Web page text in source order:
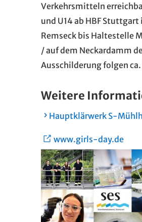
Verkehrsmitteln
und U14 ab HBF
Remseck bis Haltestelle
/ auf dem Neckardamm
Ausschilderung folgen ca.
Weitere
Hauptklärwerk S-
www.girls-day.de